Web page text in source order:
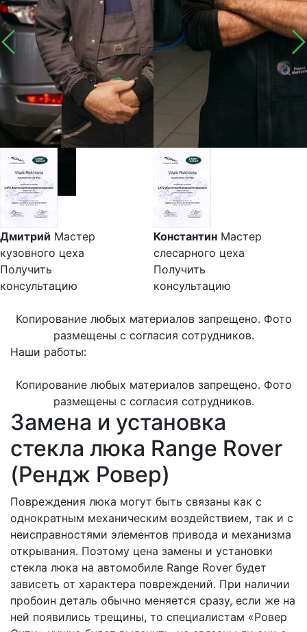
Дмитрий Мастер
кузовного цеха
Получить
консультацию
Константин Мастер
слесарного цеха
Получить
консультацию
Копирование любых материалов запрещено. Фото
размещены с согласия сотрудников.
Наши работы:
Копирование любых материалов запрещено. Фото
размещены с согласия сотрудников.
Замена и установка
стекла люка Range Rover
(Рендж Ровер)
Повреждения люка могут быть связаны как с
однократным механическим воздействием, так и с
неисправностями элементов привода и механизма
открывания. Поэтому цена замены и установки
стекла люка на автомобиле Range Rover будет
зависеть от характера повреждений. При наличии
пробоин деталь обычно меняется сразу, если же на
ней появились трещины, то специалистам «Ровер